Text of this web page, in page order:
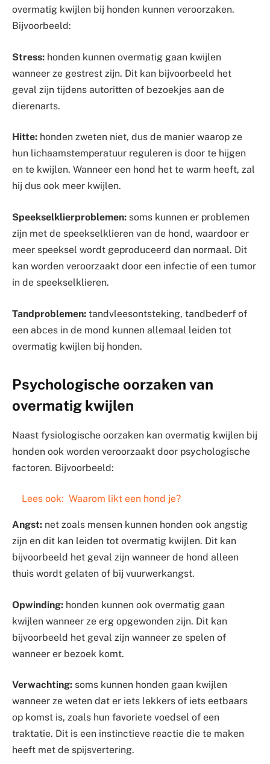
overmatig kwijlen bij honden kunnen veroorzaken.
Bijvoorbeeld:
Stress: honden kunnen overmatig gaan kwijlen
wanneer ze gestrest zijn. Dit kan bijvoorbeeld het
geval zijn tijdens autoritten of bezoekjes aan de
dierenarts.
Hitte: honden zweten niet, dus de manier waarop ze
hun lichaamstemperatuur reguleren is door te hijgen
en te kwijlen. Wanneer een hond het te warm heeft, zal
hij dus ook meer kwijlen.
Speekselklierproblemen: soms kunnen er problemen
zijn met de speekselklieren van de hond, waardoor er
meer speeksel wordt geproduceerd dan normaal. Dit
kan worden veroorzaakt door een infectie of een tumor
in de speekselklieren.
Tandproblemen: tandvleesontsteking, tandbederf of
een abces in de mond kunnen allemaal leiden tot
overmatig kwijlen bij honden.
Psychologische oorzaken van
overmatig kwijlen
Naast fysiologische oorzaken kan overmatig kwijlen bij
honden ook worden veroorzaakt door psychologische
factoren. Bijvoorbeeld:
Lees ook: Waarom likt een hond je?
Angst: net zoals mensen kunnen honden ook angstig
zijn en dit kan leiden tot overmatig kwijlen. Dit kan
bijvoorbeeld het geval zijn wanneer de hond alleen
thuis wordt gelaten of bij vuurwerkangst.
Opwinding: honden kunnen ook overmatig gaan
kwijlen wanneer ze erg opgewonden zijn. Dit kan
bijvoorbeeld het geval zijn wanneer ze spelen of
wanneer er bezoek komt.
Verwachting: soms kunnen honden gaan kwijlen
wanneer ze weten dat er iets lekkers of iets eetbaars
op komst is, zoals hun favoriete voedsel of een
traktatie. Dit is een instinctieve reactie die te maken
heeft met de spijsvertering.